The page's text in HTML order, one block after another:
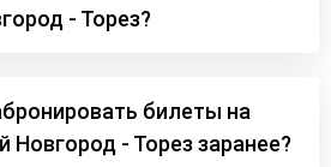
- Торез?
билеты на
Новгород - Торез заранее?